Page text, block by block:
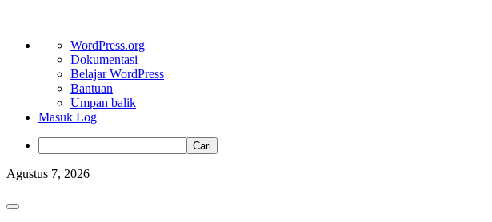
Tentang
WordPress
WordPress.org
Dokumentasi
Belajar WordPress
Bantuan
Umpan balik
Masuk Log
Cari
Skip
content
Agustus 7, 2026
Primary